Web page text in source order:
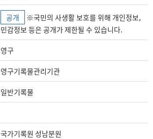
공개
민감정보 등은 공개가 제한될 수 있습니다.
영구
영구기록물관리기관
일반기록물
국가기록원 성남분원